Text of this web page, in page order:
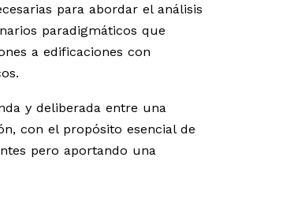
para abordar el análisis
paradigmáticos que
a edificaciones con
y deliberada entre una
con el propósito esencial de
pero aportando una